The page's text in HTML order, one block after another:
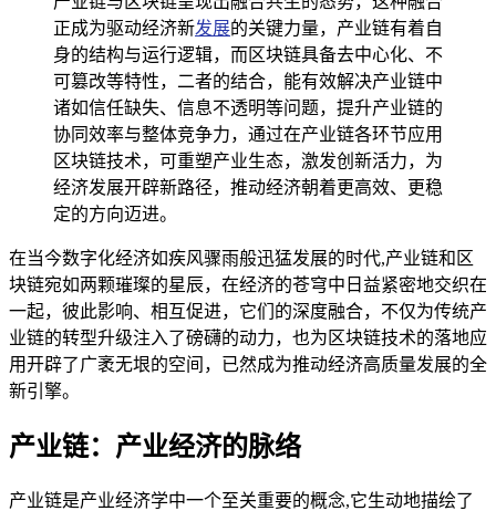
正成为驱动经济新发展的关键力量，产业链有着自
身的结构与运行逻辑，而区块链具备去中心化、不
可篡改等特性，二者的结合，能有效解决产业链中
诸如信任缺失、信息不透明等问题，提升产业链的
协同效率与整体竞争力，通过在产业链各环节应用
区块链技术，可重塑产业生态，激发创新活力，为
经济发展开辟新路径，推动经济朝着更高效、更稳
定的方向迈进。
在当今数字化经济如疾风骤雨般迅猛发展的时代,产业链和区
块链宛如两颗璀璨的星辰，在经济的苍穹中日益紧密地交织在
一起，彼此影响、相互促进，它们的深度融合，不仅为传统产
业链的转型升级注入了磅礴的动力，也为区块链技术的落地应
用开辟了广袤无垠的空间，已然成为推动经济高质量发展的全
新引擎。
产业链：产业经济的脉络
产业链是产业经济学中一个至关重要的概念,它生动地描绘了